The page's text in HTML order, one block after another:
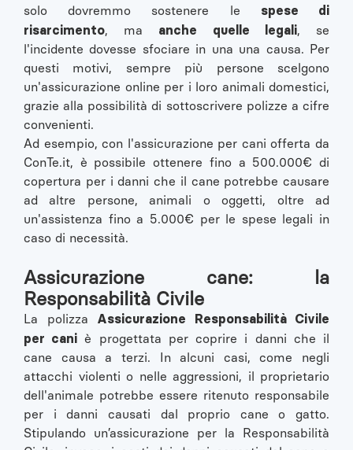
solo dovremmo sostenere le spese di
risarcimento, ma anche quelle legali, se
l'incidente dovesse sfociare in una una causa. Per
questi motivi, sempre più persone scelgono
un'assicurazione online per i loro animali domestici,
grazie alla possibilità di sottoscrivere polizze a cifre
convenienti.
Ad esempio, con l'assicurazione per cani offerta da
ConTe.it, è possibile ottenere fino a 500.000€ di
copertura per i danni che il cane potrebbe causare
ad altre persone, animali o oggetti, oltre ad
un'assistenza fino a 5.000€ per le spese legali in
caso di necessità.
Assicurazione cane: la
Responsabilità Civile
La polizza Assicurazione Responsabilità Civile
per cani è progettata per coprire i danni che il
cane causa a terzi. In alcuni casi, come negli
attacchi violenti o nelle aggressioni, il proprietario
dell'animale potrebbe essere ritenuto responsabile
per i danni causati dal proprio cane o gatto.
Stipulando un’assicurazione per la Responsabilità